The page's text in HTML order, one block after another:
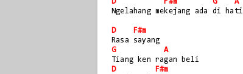
Ngelahang mekejang ada di hati
D
F#m
Rasa sayang
G
A
Tiang ken ragan beli
D
F#m